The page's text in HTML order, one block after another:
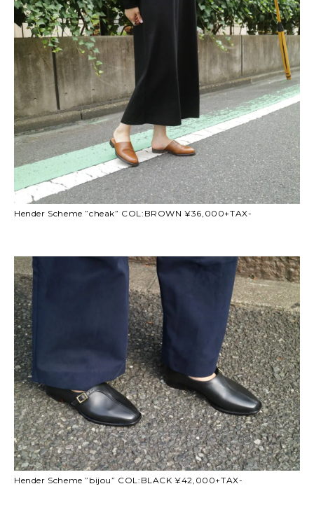
Hender Scheme ”cheak” COL:BROWN ¥36,000+TAX-
Hender Scheme ”bijou” COL:BLACK ¥42,000+TAX-